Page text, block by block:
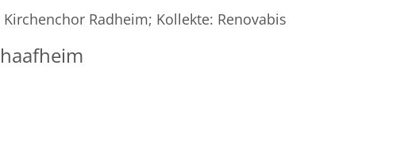
Radheim; Kollekte: Renovabis